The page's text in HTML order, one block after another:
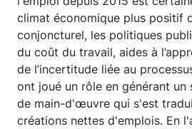
climat économique plus positif
conjoncturel, les politiques
du coût du travail, aides à
de l’incertitude liée au
ont joué un rôle en générant
de main-d'œuvre qui s'est
créations nettes d'emplois. En